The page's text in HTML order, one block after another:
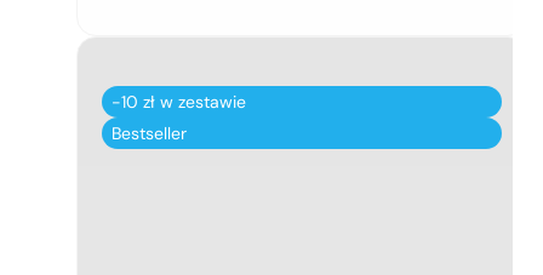
-10 zł w zestawie
Bestseller